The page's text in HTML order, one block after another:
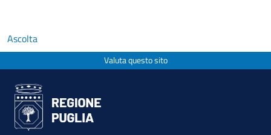
Ascolta
Valuta questo sito